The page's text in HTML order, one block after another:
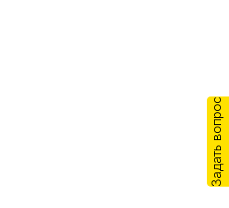
Задать вопрос